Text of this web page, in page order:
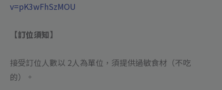
v=pK3wFhSzMOU
【訂位須知】
接受訂位人數以 2人為單位，須提供過敏食材（不吃
的）。